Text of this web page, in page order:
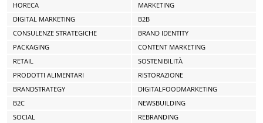
HORECA
MARKETING
DIGITAL MARKETING
B2B
CONSULENZE STRATEGICHE
BRAND IDENTITY
PACKAGING
CONTENT MARKETING
RETAIL
SOSTENIBILITÀ
PRODOTTI ALIMENTARI
RISTORAZIONE
BRANDSTRATEGY
DIGITALFOODMARKETING
B2C
NEWSBUILDING
SOCIAL
REBRANDING